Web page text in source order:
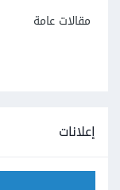
مقالات عامة
إعلانات